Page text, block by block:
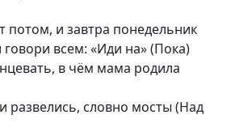
потом, и завтра понедельник
говори всем: «Иди на» (Пока)
в чём мама родила
развелись, словно мосты (Над